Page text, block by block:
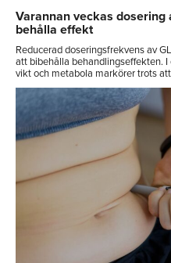
Varannan veckas dosering
behålla effekt
Reducerad doseringsfrekvens av
att bibehålla behandlingseffekten.
vikt och metabola markörer trots